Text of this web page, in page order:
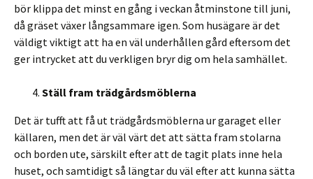
bör klippa det minst en gång i veckan åtminstone till juni,
då gräset växer långsammare igen. Som husägare är det
väldigt viktigt att ha en väl underhållen gård eftersom det
ger intrycket att du verkligen bryr dig om hela samhället.
Ställ fram trädgårdsmöblerna
Det är tufft att få ut trädgårdsmöblerna ur garaget eller
källaren, men det är väl värt det att sätta fram stolarna
och borden ute, särskilt efter att de tagit plats inne hela
huset, och samtidigt så längtar du väl efter att kunna sätta